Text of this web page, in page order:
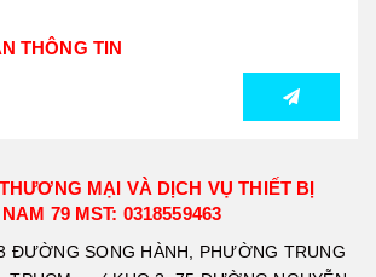
THÔNG TIN
MẠI VÀ DỊCH VỤ THIẾT BỊ
79 MST: 0318559463
ĐƯỜNG SONG HÀNH, PHƯỜNG TRUNG